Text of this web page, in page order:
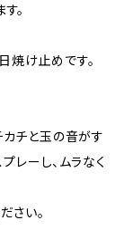
。
け止めです。
チと玉の音がす
レーし、ムラなく
さい。